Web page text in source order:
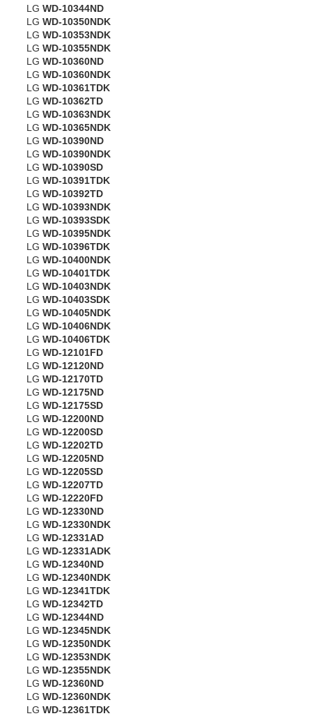
LG WD-10344ND
LG WD-10350NDK
LG WD-10353NDK
LG WD-10355NDK
LG WD-10360ND
LG WD-10360NDK
LG WD-10361TDK
LG WD-10362TD
LG WD-10363NDK
LG WD-10365NDK
LG WD-10390ND
LG WD-10390NDK
LG WD-10390SD
LG WD-10391TDK
LG WD-10392TD
LG WD-10393NDK
LG WD-10393SDK
LG WD-10395NDK
LG WD-10396TDK
LG WD-10400NDK
LG WD-10401TDK
LG WD-10403NDK
LG WD-10403SDK
LG WD-10405NDK
LG WD-10406NDK
LG WD-10406TDK
LG WD-12101FD
LG WD-12120ND
LG WD-12170TD
LG WD-12175ND
LG WD-12175SD
LG WD-12200ND
LG WD-12200SD
LG WD-12202TD
LG WD-12205ND
LG WD-12205SD
LG WD-12207TD
LG WD-12220FD
LG WD-12330ND
LG WD-12330NDK
LG WD-12331AD
LG WD-12331ADK
LG WD-12340ND
LG WD-12340NDK
LG WD-12341TDK
LG WD-12342TD
LG WD-12344ND
LG WD-12345NDK
LG WD-12350NDK
LG WD-12353NDK
LG WD-12355NDK
LG WD-12360ND
LG WD-12360NDK
LG WD-12361TDK